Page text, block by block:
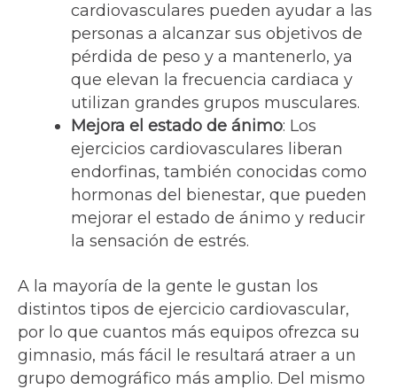
cardiovasculares pueden ayudar a las
personas a alcanzar sus objetivos de
pérdida de peso y a mantenerlo, ya
que elevan la frecuencia cardiaca y
utilizan grandes grupos musculares.
Mejora el estado de ánimo: Los
ejercicios cardiovasculares liberan
endorfinas, también conocidas como
hormonas del bienestar, que pueden
mejorar el estado de ánimo y reducir
la sensación de estrés.
A la mayoría de la gente le gustan los
distintos tipos de ejercicio cardiovascular,
por lo que cuantos más equipos ofrezca su
gimnasio, más fácil le resultará atraer a un
grupo demográfico más amplio. Del mismo